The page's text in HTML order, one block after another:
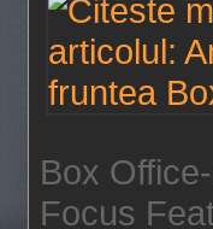
Box
Focus